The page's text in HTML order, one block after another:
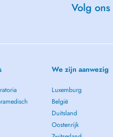
Volg
We zijn aanwezig
Luxemburg
België
Duitsland
Oostenrijk